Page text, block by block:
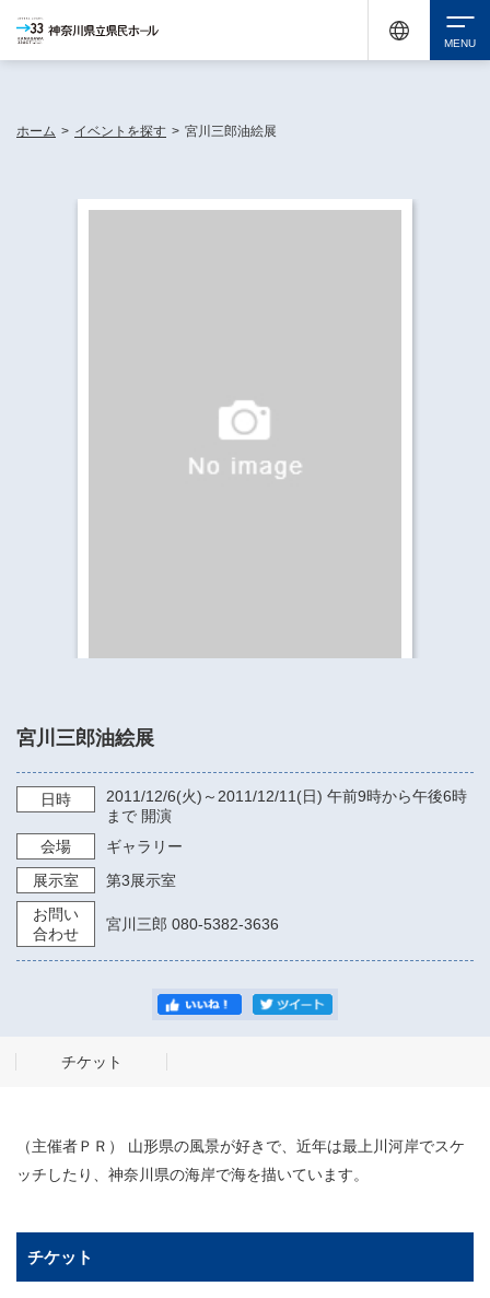
ホーム > イベントを探す > 宮川三郎油絵展
宮川三郎油絵展
日時 2011/12/6(火)～ 2011/12/11 (日) 午前9時から午後6時
まで 開演
会場
ギャラリー
展示室
第3展示室
お問い
合わせ
宮川三郎 080-5382-3636
チケット
（主催者ＰＲ） 山形県の風景が好きで、近年は最上川河岸でスケ
ッチしたり、神奈川県の海岸で海を描いています。
チケット